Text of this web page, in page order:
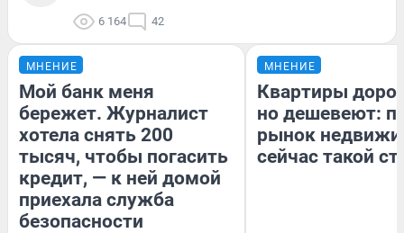
6 164 42
МНЕНИЕ
Мой банк меня
бережет. Журналист
хотела снять 200
тысяч, чтобы погасить
кредит, — к ней домой
приехала служба
безопасности
МНЕНИЕ
Квартиры
но дешевеют:
рынок
сейчас такой